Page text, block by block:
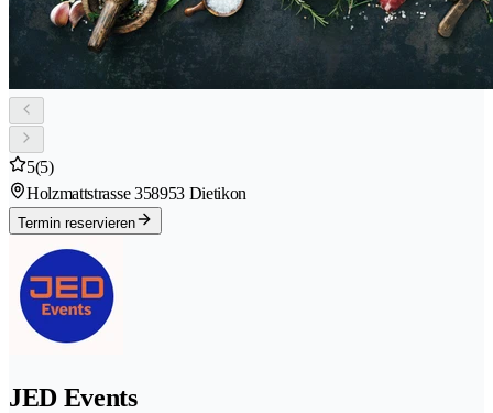
5(5)
Holzmattstrasse 358953 Dietikon
Termin reservieren
JED Events